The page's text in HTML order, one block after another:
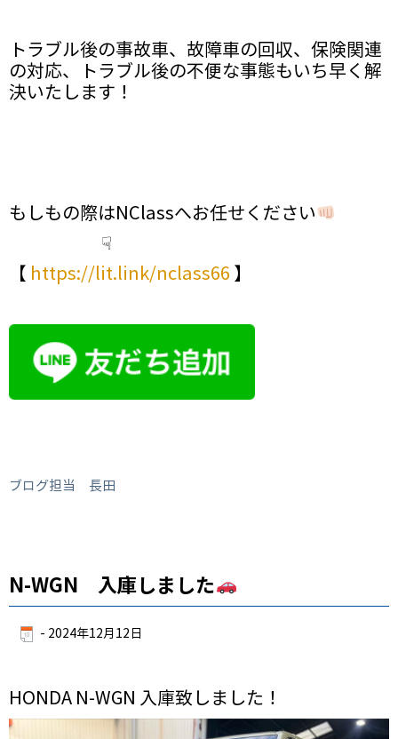
トラブル後の事故車、故障車の回収、保険関連
の対応、トラブル後の不便な事態もいち早く解
決いたします！
もしもの際はNClassへお任せください
☟
【 https://lit.link/nclass66 】
ブログ担当 長田
N-WGN 入庫しました
- 2024年12月12日
HONDA N-WGN 入庫致しました！